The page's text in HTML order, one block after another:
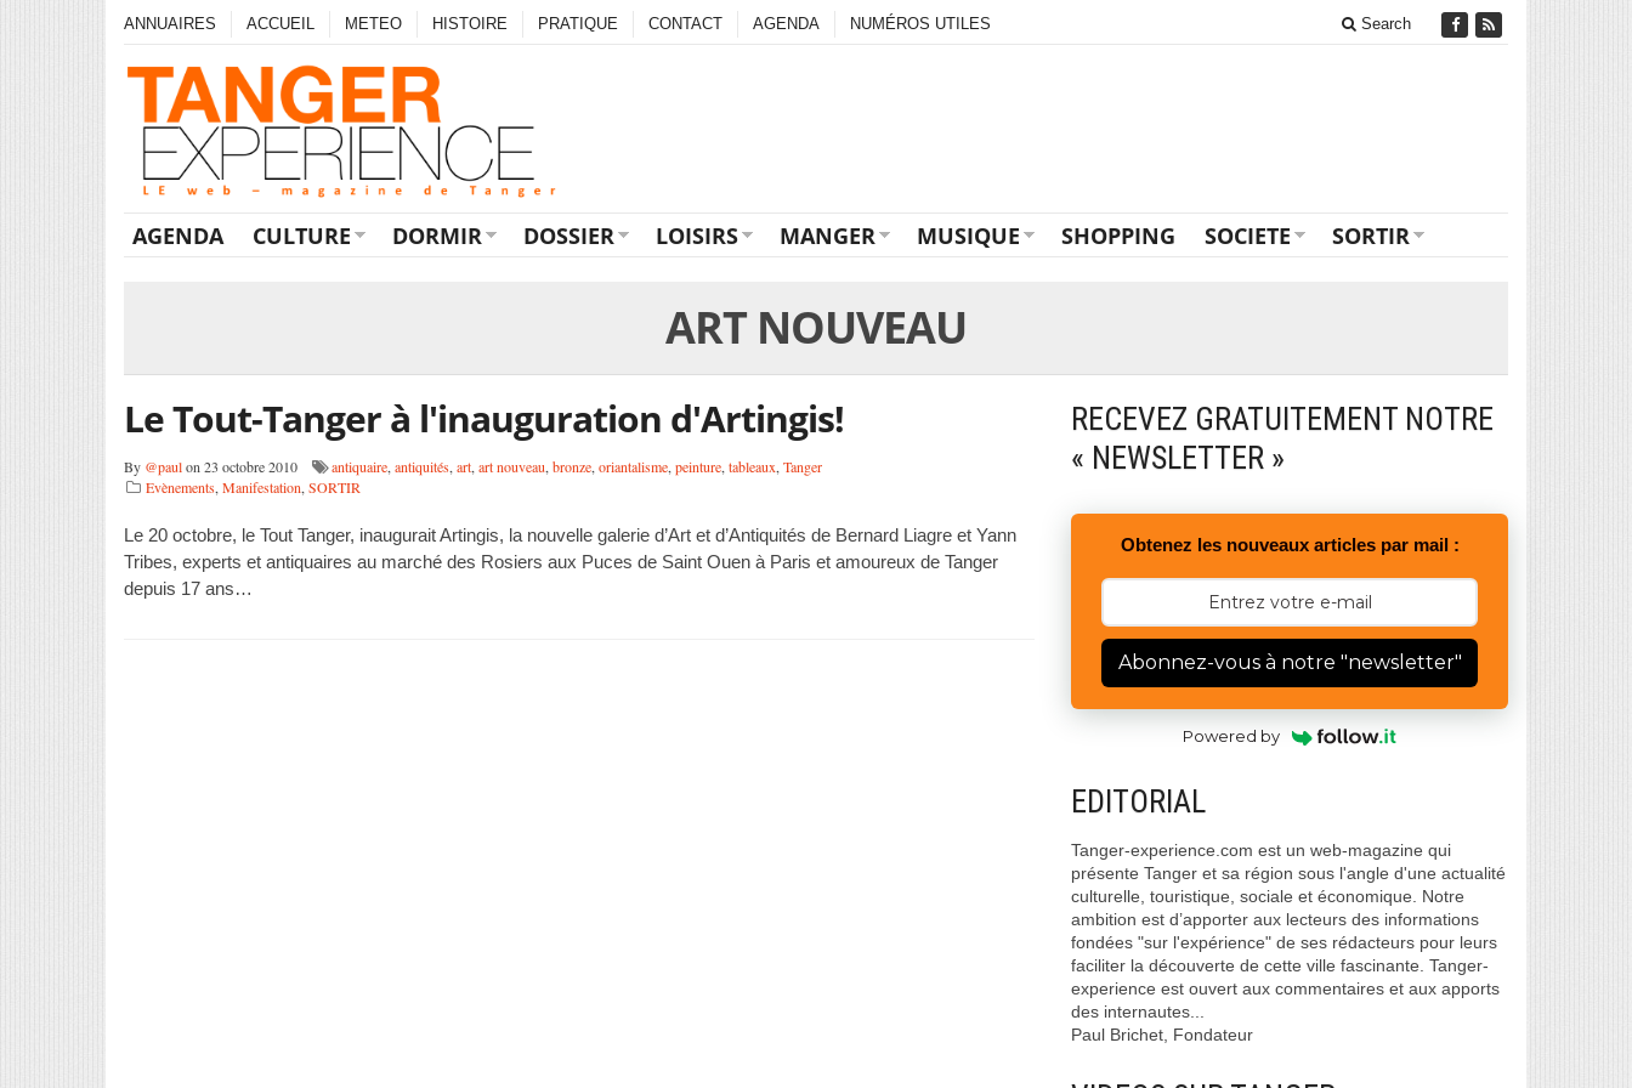
ANNUAIRES ACCUEIL METEO HISTOIRE PRATIQUE CONTACT AGENDA NUMÉROS UTILES Search
AGENDA CULTURE DORMIR DOSSIER LOISIRS MANGER MUSIQUE SHOPPING SOCIETE SORTIR
ART NOUVEAU
Le Tout-Tanger à l'inauguration d'Artingis!
By @paulon 23 octobre 2010 antiquaire,antiquités,art,art nouveau,bronze,oriantalisme,peinture,tableaux,Tanger
Evènements,Manifestation,SORTIR
Le 20 octobre, le Tout Tanger, inaugurait Artingis, la nouvelle galerie d’Art et d’Antiquités de Bernard Liagre et Yann
Tribes, experts et antiquaires au marché des Rosiers aux Puces de Saint Ouen à Paris et amoureux de Tanger
depuis 17 ans…
RECEVEZ GRATUITEMENT NOTRE
« NEWSLETTER »
Obtenez les nouveaux articles par mail :
Abonnez-vous à notre "newsletter"
Powered by
EDITORIAL
Tanger-experience.com est un web-magazine qui
présente Tanger et sa région sous l'angle d'une actualité
culturelle, touristique, sociale et économique. Notre
ambition est d’apporter aux lecteurs des informations
fondées "sur l'expérience" de ses rédacteurs pour leurs
faciliter la découverte de cette ville fascinante. Tanger-
experience est ouvert aux commentaires et aux apports
des internautes...
Paul Brichet, Fondateur